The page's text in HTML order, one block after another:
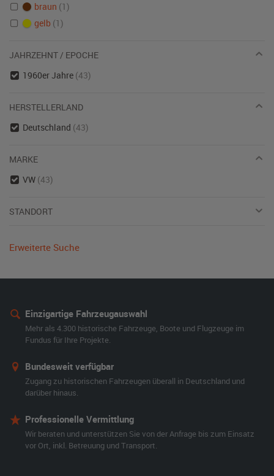
braun (1)
gelb (1)
JAHRZEHNT / EPOCHE
1960er Jahre (43)
HERSTELLERLAND
Deutschland (43)
MARKE
VW (43)
STANDORT
Erweiterte Suche
Einzigartige Fahrzeugauswahl
Mehr als 4.300 historische Fahrzeuge, Boote und Flugzeuge im
Fundus für Ihre Projekte.
Bundesweit verfügbar
Zugang zu historischen Fahrzeugen überall in Deutschland und
darüber hinaus.
Professionelle Vermittlung
Wir beraten und unterstützen Sie von der Anfrage bis zum Einsatz
vor Ort, inkl. Betreuung und Transport.